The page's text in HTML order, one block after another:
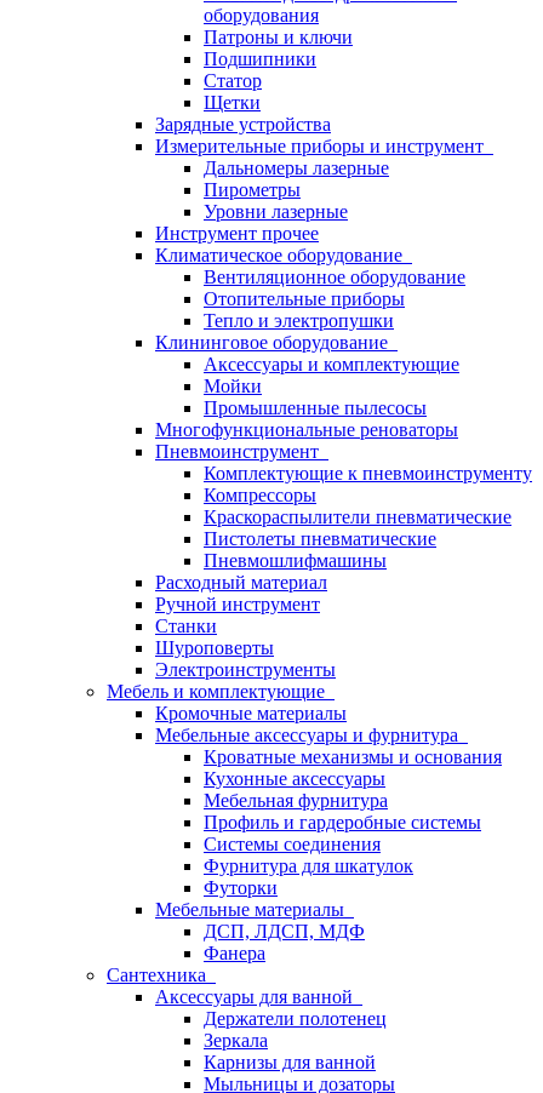
оборудования
Патроны и ключи
Подшипники
Статор
Щетки
Зарядные устройства
Измерительные приборы и инструмент
Дальномеры лазерные
Пирометры
Уровни лазерные
Инструмент прочее
Климатическое оборудование
Вентиляционное оборудование
Отопительные приборы
Тепло и электропушки
Клининговое оборудование
Аксессуары и комплектующие
Мойки
Промышленные пылесосы
Многофункциональные реноваторы
Пневмоинструмент
Комплектующие к пневмоинструменту
Компрессоры
Краскораспылители пневматические
Пистолеты пневматические
Пневмошлифмашины
Расходный материал
Ручной инструмент
Станки
Шуроповерты
Электроинструменты
Мебель и комплектующие
Кромочные материалы
Мебельные аксессуары и фурнитура
Кроватные механизмы и основания
Кухонные аксессуары
Мебельная фурнитура
Профиль и гардеробные системы
Системы соединения
Фурнитура для шкатулок
Футорки
Мебельные материалы
ДСП, ЛДСП, МДФ
Фанера
Сантехника
Аксессуары для ванной
Держатели полотенец
Зеркала
Карнизы для ванной
Мыльницы и дозаторы